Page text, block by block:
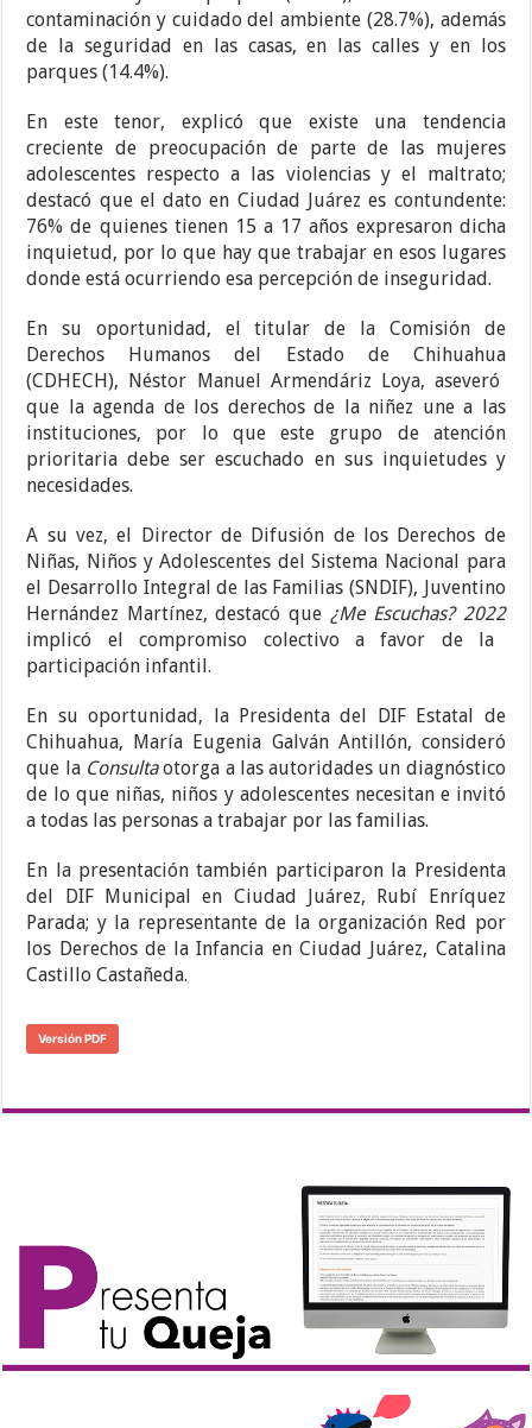
contaminación y cuidado del ambiente (28.7%), además
de la seguridad en las casas, en las calles y en los
parques (14.4%).
En este tenor, explicó que existe una tendencia
creciente de preocupación de parte de las mujeres
adolescentes respecto a las violencias y el maltrato;
destacó que el dato en Ciudad Juárez es contundente:
76% de quienes tienen 15 a 17 años expresaron dicha
inquietud, por lo que hay que trabajar en esos lugares
donde está ocurriendo esa percepción de inseguridad.
En su oportunidad, el titular de la Comisión de
Derechos Humanos del Estado de Chihuahua
(CDHECH), Néstor Manuel Armendáriz Loya, aseveró
que la agenda de los derechos de la niñez une a las
instituciones, por lo que este grupo de atención
prioritaria debe ser escuchado en sus inquietudes y
necesidades.
A su vez, el Director de Difusión de los Derechos de
Niñas, Niños y Adolescentes del Sistema Nacional para
el Desarrollo Integral de las Familias (SNDIF), Juventino
Hernández Martínez, destacó que ¿Me Escuchas? 2022
implicó el compromiso colectivo a favor de la
participación infantil.
En su oportunidad, la Presidenta del DIF Estatal de
Chihuahua, María Eugenia Galván Antillón, consideró
que la Consultaotorga a las autoridades un diagnóstico
de lo que niñas, niños y adolescentes necesitan e invitó
a todas las personas a trabajar por las familias.
En la presentación también participaron la Presidenta
del DIF Municipal en Ciudad Juárez, Rubí Enríquez
Parada; y la representante de la organización Red por
los Derechos de la Infancia en Ciudad Juárez, Catalina
Castillo Castañeda.
Versión PDF